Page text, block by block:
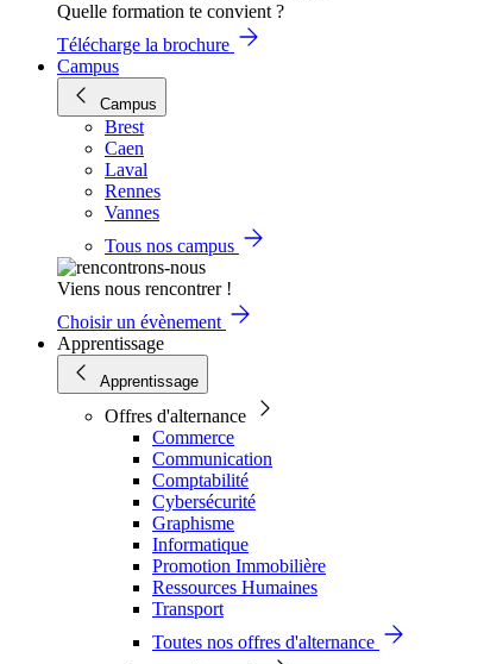
Quelle formation te convient ?
Télécharge la brochure
Campus
Campus
Brest
Caen
Laval
Rennes
Vannes
Tous nos campus
Viens nous rencontrer !
Choisir un évènement
Apprentissage
Apprentissage
Offres d'alternance
Commerce
Communication
Comptabilité
Cybersécurité
Graphisme
Informatique
Promotion Immobilière
Ressources Humaines
Transport
Toutes nos offres d'alternance